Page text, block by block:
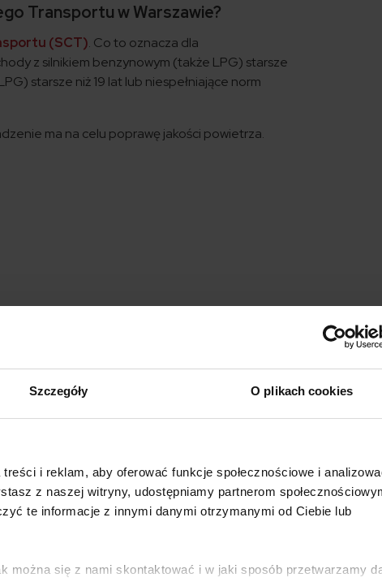
Szczegóły O plikach cookies
i reklam, aby oferować funkcje społecznościowe i
z naszej witryny, udostępniamy partnerom
te informacje z innymi danymi otrzymanymi od Ciebie lub
można się z nami skontaktować i w jaki sposób przetwarzamy
Transportu w Warszawie?
(SCT). Co to oznacza dla
z silnikiem benzynowym (także LPG) starsze
starsze niż 19 lat lub niespełniające norm
ma na celu poprawę jakości powietrza.
dzielnic, czyli około 37 km kw, czyli 7%
w tym drogi i linie kolejowe, czyli
Aleja Stanów Zjednoczonych, ulica
kolejowej, aż do Alei Prymasa
strefą CT.
kilka wyjątków dla określonych grup